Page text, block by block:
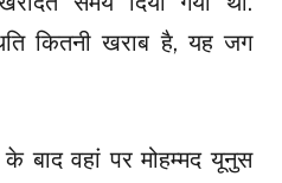
कितनी खराब है, यह जग
वहां पर मोहम्मद यूनुस